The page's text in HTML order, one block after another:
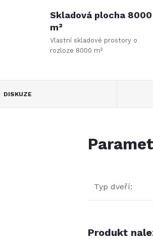
Skladová plocha 8000
m²
Vlastní skladové prostory o
rozloze 8000 m²
DISKUZE
Typ dveří:
Produkt